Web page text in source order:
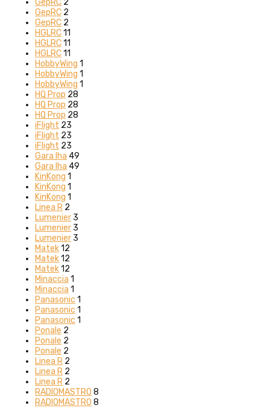
GepRC 2
GepRC 2
GepRC 2
HGLRC11
HGLRC11
HGLRC11
HobbyWing 1
HobbyWing 1
HobbyWing 1
HQ Prop 28
HQ Prop 28
HQ Prop 28
iFlight 23
iFlight 23
iFlight 23
Gara Iha 49
Gara Iha 49
KinKong 1
KinKong 1
KinKong 1
Linea R 2
Lumenier 3
Lumenier 3
Lumenier 3
Matek12
Matek12
Matek12
Minaccia 1
Minaccia 1
Panasonic 1
Panasonic 1
Panasonic 1
Ponale 2
Ponale 2
Ponale 2
Linea R 2
Linea R 2
Linea R 2
RADIOMASTRO 8
RADIOMASTRO 8